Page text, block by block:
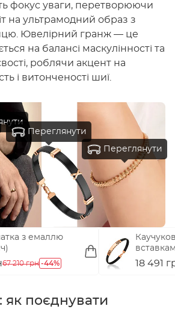
фокус уваги, перетворюючи
на ультрамодний образ з
Ювелірний гранж — це
на балансі маскулінності та
роблячи акцент на
і витонченості шиї.
Переглянути
Переглянути
з емаллю
67 210 грн -44%
золота
18 491
поєднувати